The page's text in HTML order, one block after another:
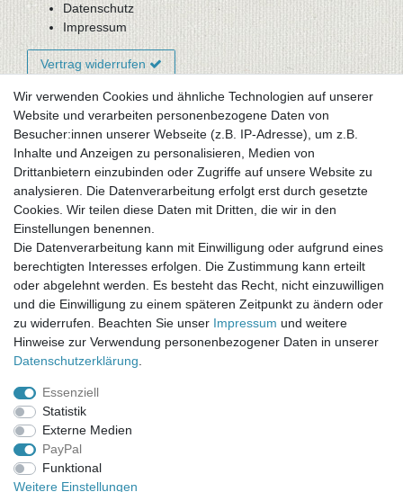
Datenschutz
Impressum
Vertrag widerrufen
Newsletter-Anmeldung
FAQ / Fragen
Mein Warenkorb
Mein Merkzettel
Mein Konto
UNSER LADENGESCHÄFT
Gottlieb-Daimler-Str. 10
33334 Gütersloh
ÖFFNUNGSZEITEN
Montag - Dienstag: 8.00 - 18.00 Uhr, Mittwoch Ruhetag,
Donnerstag: 8.00 - 18.00 Uhr, Freitag 8.00 - 14.00 Uhr
KUNDENSERVICE
Telefon: (05241) 403 22 38
E-Mail: info@stoffamstueck.de
Wir verwenden Cookies und ähnliche Technologien auf unserer
Website und verarbeiten personenbezogene Daten von
Besucher:innen unserer Webseite (z.B. IP-Adresse), um z.B.
Inhalte und Anzeigen zu personalisieren, Medien von
Drittanbietern einzubinden oder Zugriffe auf unsere Website zu
analysieren. Die Datenverarbeitung erfolgt erst durch gesetzte
Cookies. Wir teilen diese Daten mit Dritten, die wir in den
Einstellungen benennen.
Die Datenverarbeitung kann mit Einwilligung oder aufgrund eines
berechtigten Interesses erfolgen. Die Zustimmung kann erteilt
oder abgelehnt werden. Es besteht das Recht, nicht einzuwilligen
und die Einwilligung zu einem späteren Zeitpunkt zu ändern oder
zu widerrufen. Beachten Sie unser Impressum und weitere
Hinweise zur Verwendung personenbezogener Daten in unserer
Daten­schutz­erklärung
Essenziell
Statistik
Externe Medien
PayPal
Funktional
Weitere Einstellungen